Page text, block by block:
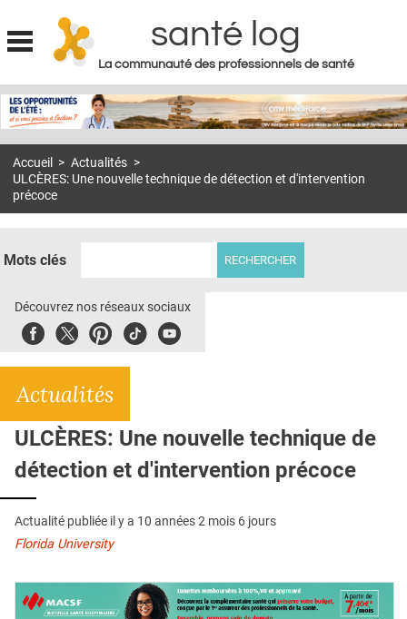
Jump to navigation
santé log
La communauté des professionnels de santé
MON COMPTE
S'ABONNER À LA REVUE SOIN À DOMICILE
E-REVUE SAD
THÉMA
CONTACT
Accueil > Actualités >
ULCÈRES: Une nouvelle technique de détection et d'intervention
précoce
Mots clés
Découvrez nos réseaux sociaux
FacebookTwitterPinterest
TiktokYoubute
Actualités
ULCÈRES: Une nouvelle technique de
détection et d'intervention précoce
Actualité publiée il y a 10 années 2 mois 6 jours
Florida University